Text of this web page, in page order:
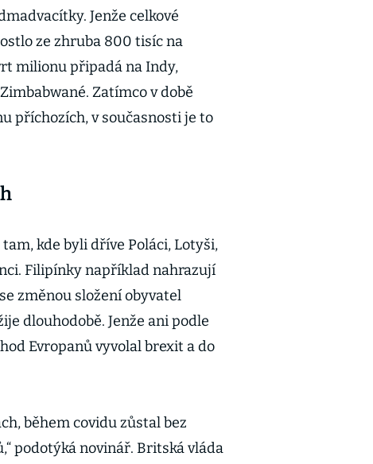
Jenže celkové
ze zhruba 800 tisíc na
milionu připadá na Indy,
Zatímco v době
příchozích, v současnosti je to
kde byli dříve Poláci, Lotyši,
Filipínky například nahrazují
změnou složení obyvatel
dlouhodobě. Jenže ani podle
Evropanů vyvolal brexit a do
během covidu zůstal bez
podotýká novinář. Britská vláda